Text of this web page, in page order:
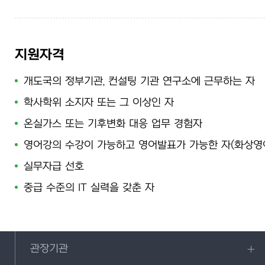
지원자격
개도국의 정부기관, 컨설팅 기관 연구소에 근무하는 자
학사학위 소지자 또는 그 이상인 자
온실가스 또는 기후변화 대응 업무 경험자
영어강의 수강이 가능하고 영어발표가 가능한 자(화상
실무자급 선호
중급 수준의 IT 실력을 갖춘 자
관장기관